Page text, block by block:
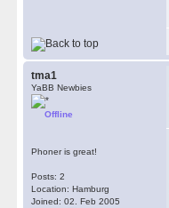
tma1
YaBB Newbies
Offline
Phoner is great!
Posts: 2
Location: Hamburg
Joined: 02. Feb 2005